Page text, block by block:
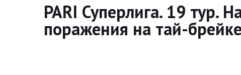
PARI Суперлига. 19 тур.
поражения на тай-